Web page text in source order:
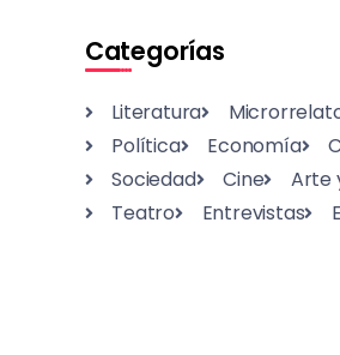
Categorías
Literatura
Política
Economía
Sociedad
Cine Arte
Teatro
Entrevistas